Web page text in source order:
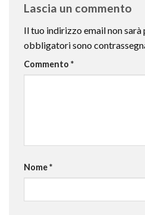
Lascia un commento
Il tuo indirizzo email non
obbligatori sono
Commento *
Nome*